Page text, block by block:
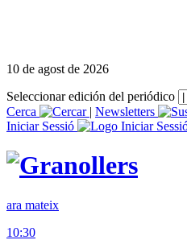
10 de agost de 2026
Seleccionar edición del periódico
Cerca
| Newsletters
Iniciar Sessió
ara mateix
10:30